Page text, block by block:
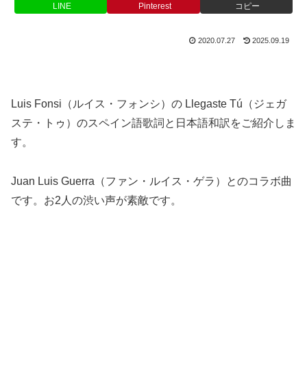
LINE Pinterest コピー
2020.07.27 2025.09.19
Luis Fonsi（ルイス・フォンシ）の Llegaste Tú（ジェガ
ステ・トゥ）のスペイン語歌詞と日本語和訳をご紹介しま
す。
Juan Luis Guerra（ファン・ルイス・ゲラ）とのコラボ曲
です。お2人の渋い声が素敵です。